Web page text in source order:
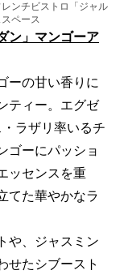
ンチビストロ「ジャル
ペース
ン」マンゴーア
ーの甘い香りに
ティー。エグゼ
ラザリ率いるチ
ゴーにパッショ
ッセンスを重
てた華やかなラ
や、ジャスミン
せたシブースト